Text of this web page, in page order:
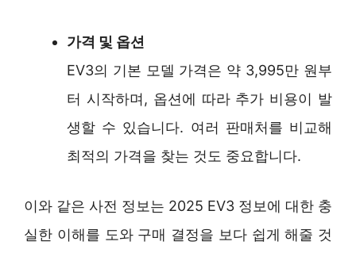
가격 및 옵션
EV3의 기본 모델 가격은 약 3,995만 원부
터 시작하며, 옵션에 따라 추가 비용이 발
생할 수 있습니다. 여러 판매처를 비교해
최적의 가격을 찾는 것도 중요합니다.
이와 같은 사전 정보는 2025 EV3 정보에 대한 충
실한 이해를 도와 구매 결정을 보다 쉽게 해줄 것